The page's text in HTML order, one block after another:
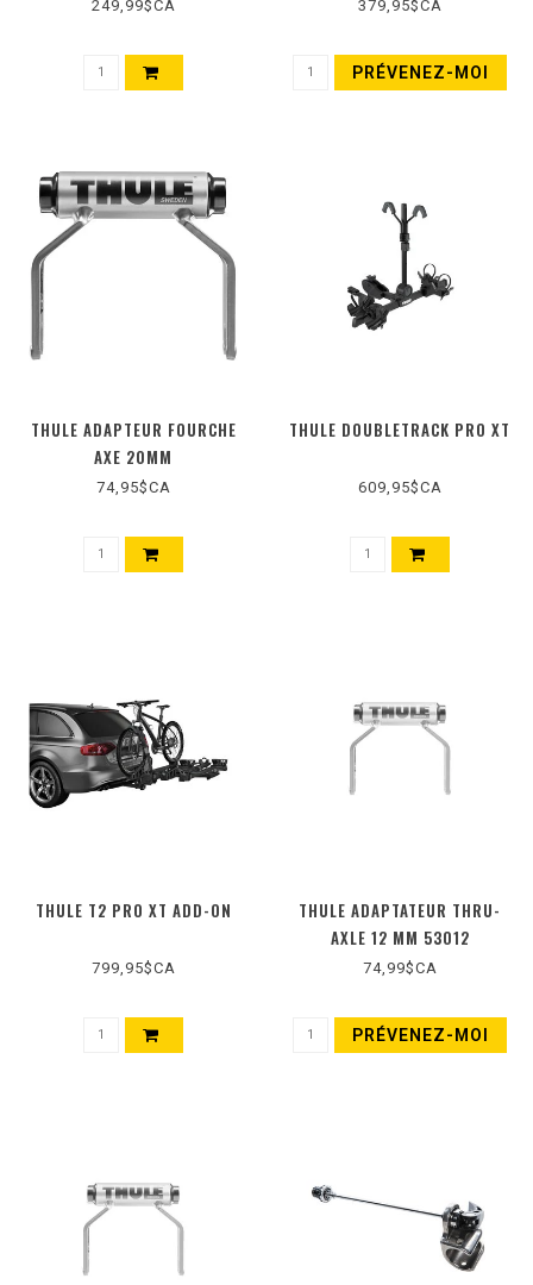
249,99$CA 379,95$CA
PRÉVENEZ-MOI
THULE ADAPTEUR FOURCHE
AXE 20MM
74,95$CA
THULE DOUBLETRACK PRO XT
609,95$CA
THULE T2 PRO XT ADD-ON
799,95$CA
THULE ADAPTATEUR THRU-
AXLE 12 MM 53012
74,99$CA
PRÉVENEZ-MOI